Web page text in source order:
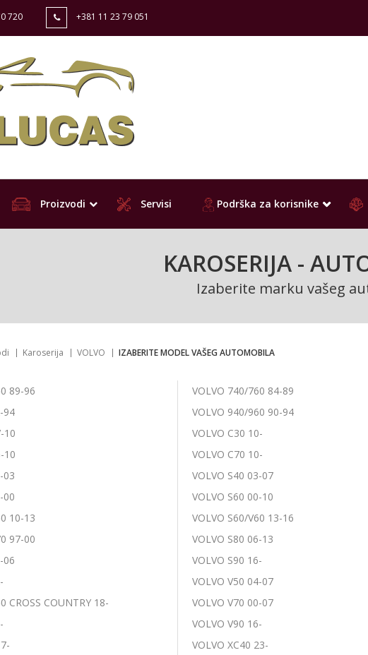
720 +381 11 23 79 051
Proizvodi Servisi Podrška za korisnike
KAROSERIJA -
Izaberite marku vašeg
Karoserija VOLVO IZABERITE MODEL VAŠEG AUTOMOBILA
89-96 VOLVO 740/760 84-89
94
VOLVO 940/960 90-94
10
VOLVO C30 10-
10
VOLVO C70 10-
03
VOLVO S40 03-07
00
VOLVO S60 00-10
10-13
VOLVO S60/V60 13-16
97-00
VOLVO S80 06-13
06
VOLVO S90 16-
VOLVO V50 04-07
CROSS COUNTRY 18-
VOLVO V70 00-07
VOLVO V90 16-
VOLVO XC40 23-